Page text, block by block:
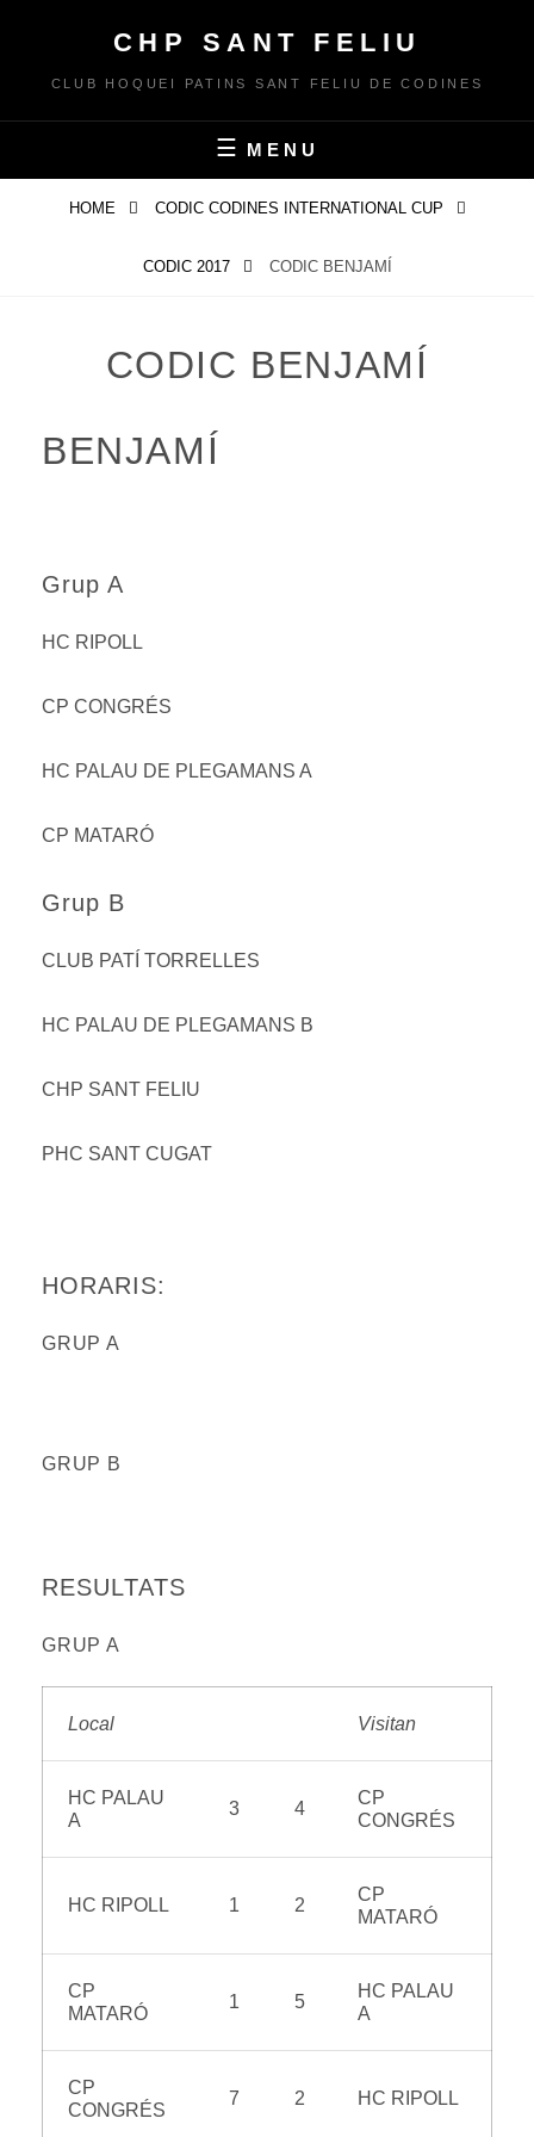
content
CHP SANT FELIU
CLUB HOQUEI PATINS SANT FELIU DE CODINES
MENU
HOME CODIC CODINES INTERNATIONAL CUP
CODIC 2017 CODIC BENJAMÍ
CODIC BENJAMÍ
BENJAMÍ
Grup A
HC RIPOLL
CP CONGRÉS
HC PALAU DE PLEGAMANS A
CP MATARÓ
Grup B
CLUB PATÍ TORRELLES
HC PALAU DE PLEGAMANS B
CHP SANT FELIU
PHC SANT CUGAT
HORARIS:
GRUP A
GRUP B
RESULTATS
GRUP A
Local Visitan
HC PALAU
A
3 4
CP
CONGRÉS
HC RIPOLL 1 2
CP
MATARÓ
CP
MATARÓ
1 5
HC PALAU
A
CP
CONGRÉS
7 2 HC RIPOLL